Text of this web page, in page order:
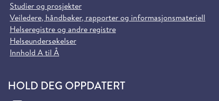
Studier og prosjekter
Veiledere, håndbøker, rapporter og informasjonsmateriell
Helseregistre og andre registre
Helseundersøkelser
Innhold A til Å
HOLD DEG OPPDATERT